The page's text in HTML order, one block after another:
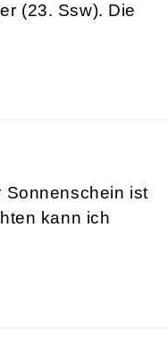
(23. Ssw). Die
Sonnenschein ist
kann ich